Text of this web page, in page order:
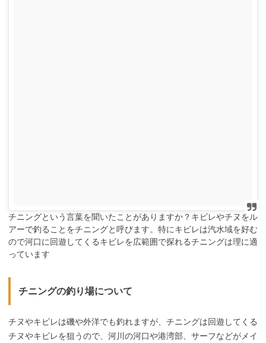
チニングという言葉を聞いたことがありますか？キビレやチヌをル
アーで釣ることをチニングと呼びます。特にキビレは汽水域を好む
ので河口に回遊してくるキビレを広範囲で探れるチニングは理に適
っています
チニングの釣り場について
チヌやキビレは磯や外洋でも釣れますが、チニングは回遊してくる
チヌやキビレを狙うので、河川の河口や港湾部、サーフなどがメイ